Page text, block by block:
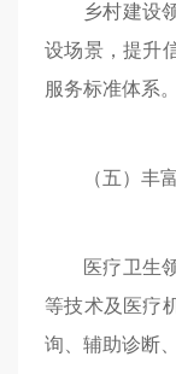
乡村建设
设场景，提升
服务标准体系。
（五）丰
医疗卫生
等技术及医疗
询、辅助诊断